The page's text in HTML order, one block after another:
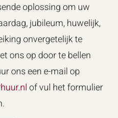
oplossing om uw
jubileum, huwelijk,
onvergetelijk te
ons op door te bellen
ons een e-mail op
of vul het formulier